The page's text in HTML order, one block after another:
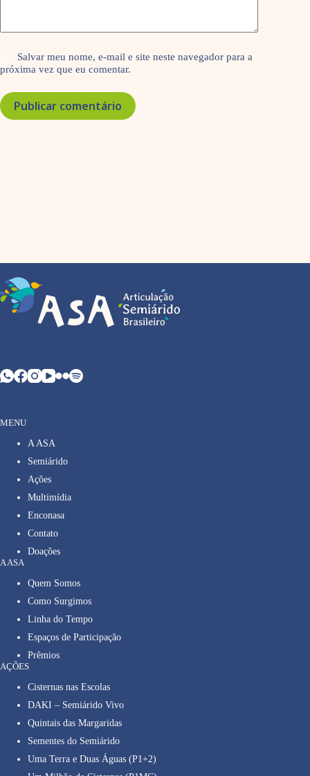
Salvar meu nome, e-mail e site neste navegador para a
próxima vez que eu comentar.
Publicar comentário
MENU
A ASA
Semiárido
Ações
Multimídia
Enconasa
Contato
Doações
A ASA
Quem Somos
Como Surgimos
Linha do Tempo
Espaços de Participação
Prêmios
AÇÕES
Cisternas nas Escolas
DAKI – Semiárido Vivo
Quintais das Margaridas
Sementes do Semiárido
Uma Terra e Duas Águas (P1+2)